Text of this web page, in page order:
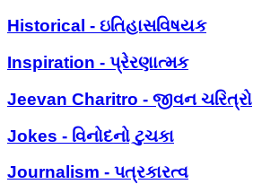
Historical - ઇતિહાસવિષયક
Inspiration - પ્રેરણાત્મક
Jeevan Charitro - જીવન ચરિત્રો
Jokes - વિનોદનો ટુચકા
Journalism - પત્રકારત્વ